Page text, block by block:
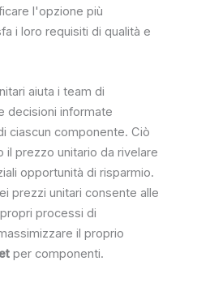
l'opzione più
i loro requisiti di qualità e
aiuta i team di
decisioni informate
ciascun componente. Ciò
prezzo unitario da rivelare
opportunità di risparmio.
prezzi unitari consente alle
processi di
il proprio
per componenti.